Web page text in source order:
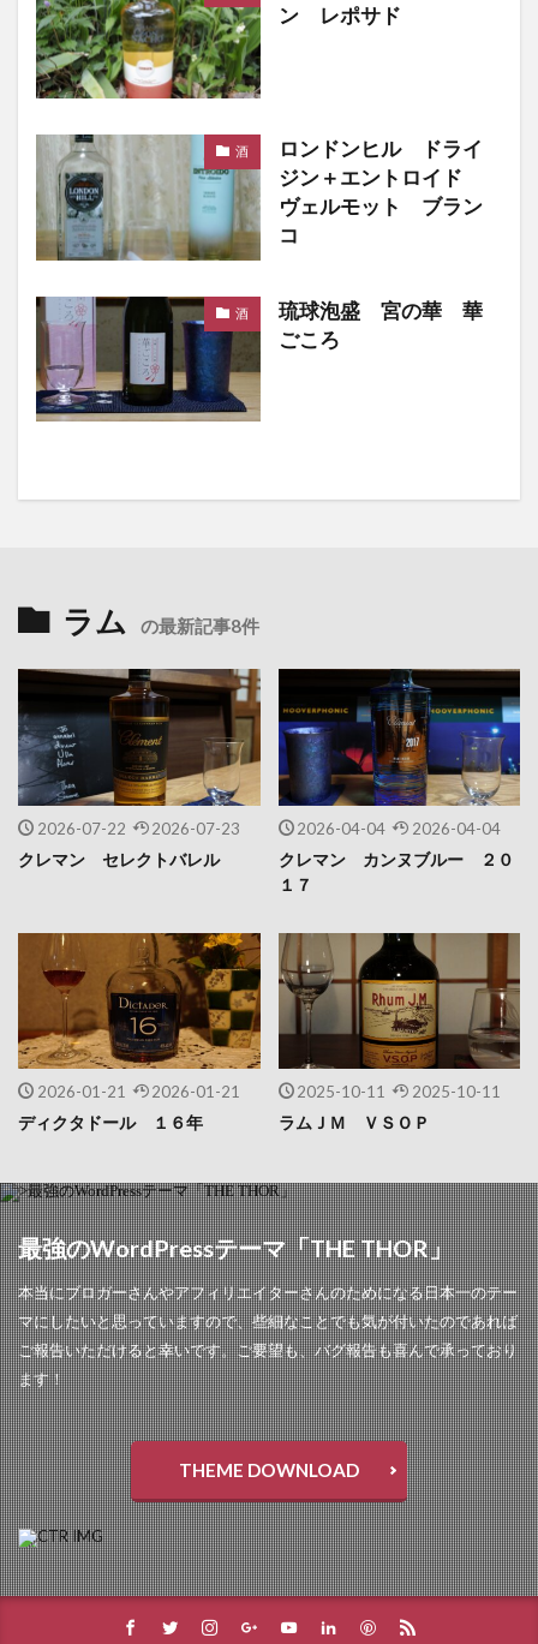
ン レポサド
酒
ロンドンヒル ドライ
ジン＋エントロイド
ヴェルモット ブラン
コ
酒
琉球泡盛 宮の華 華
ごころ
ラム の最新記事8件
2026-07-22 2026-07-23
クレマン セレクトバレル
2026-04-04 2026-04-04
クレマン カンヌブルー ２０
１７
2026-01-21 2026-01-21
ディクタドール １６年
2025-10-11 2025-10-11
ラムＪＭ ＶＳＯＰ
最強のWordPressテーマ「THE THOR」
本当にブロガーさんやアフィリエイターさんのためになる日本一のテー
マにしたいと思っていますので、些細なことでも気が付いたのであれば
ご報告いただけると幸いです。ご要望も、バグ報告も喜んで承っており
ます！
THEME DOWNLOAD